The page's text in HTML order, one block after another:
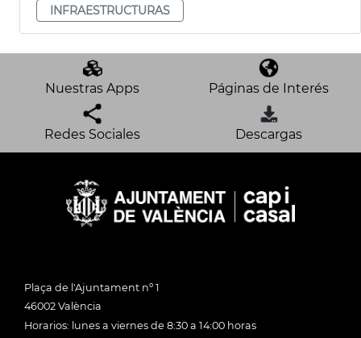
INFRAESTRUCTURAS
Nuestras Apps Páginas de Interés
Redes Sociales Descargas
Plaça de l'Ajuntament nº 1
46002 València
Horarios: lunes a viernes de 8:30 a 14:00 horas